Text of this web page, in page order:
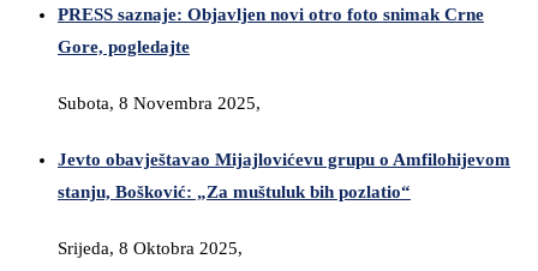
PRESS saznaje: Objavljen novi otro foto snimak Crne
Gore, pogledajte
Subota, 8 Novembra 2025,
Jevto obavještavao Mijajlovićevu grupu o Amfilohijevom
stanju, Bošković: „Za muštuluk bih pozlatio“
Srijeda, 8 Oktobra 2025,